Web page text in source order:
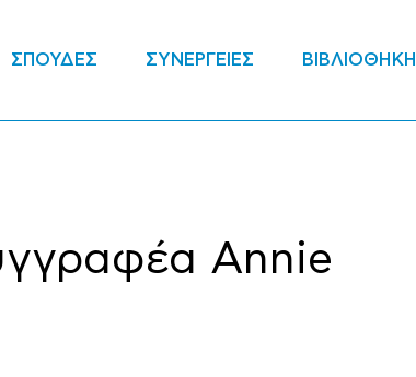
ΣΠΟΥΔΕΣ ΣΥΝΕΡΓΕΙΕΣ ΒΙΒΛΙΟΘΗΚΗ
Annie